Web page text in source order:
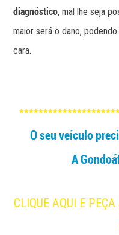
diagnóstico, mal lhe seja
maior será o dano,
cara.
O seu veículo
A
CLIQUE AQUI E